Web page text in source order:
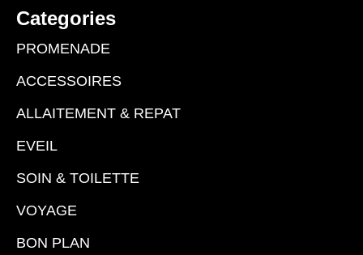
Categories
PROMENADE
ACCESSOIRES
ALLAITEMENT & REPAT
EVEIL
SOIN & TOILETTE
VOYAGE
BON PLAN